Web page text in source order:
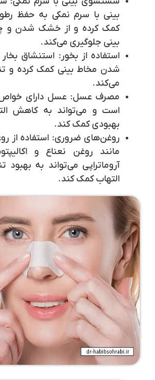
بینی با سرم نمکی به حفظ
کمک کرده و از خشک شدن و
بینی جلوگیری می‌کند.
استفاده از بخور: استنشاق بخار
شدن مخاط بینی کمک کرده و
می‌کند.
مصرف عسل:عسل دارای خواص
است و می‌تواند به کاهش
بهبودی کمک کند.
روغن‌های ضروری:استفاده از
مانند روغن نعناع و
آروماتراپی می‌تواند به
التهاب کمک کند.